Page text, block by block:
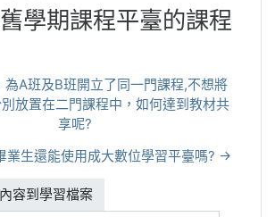
學期課程平臺的課程
A班及B班開立了同一門課程,不想將
放置在二門課程中，如何達到教材共
享呢?
業生還能使用成大數位學習平臺嗎? →